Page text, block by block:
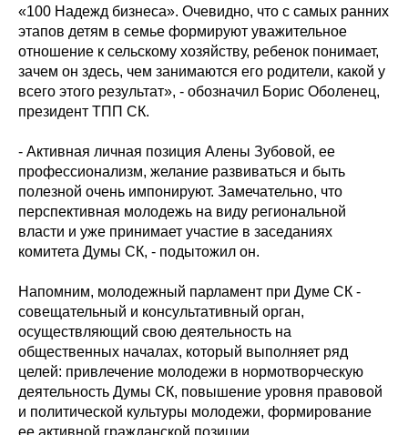
«100 Надежд бизнеса». Очевидно, что с самых ранних
этапов детям в семье формируют уважительное
отношение к сельскому хозяйству, ребенок понимает,
зачем он здесь, чем занимаются его родители, какой у
всего этого результат», - обозначил Борис Оболенец,
президент ТПП СК.
- Активная личная позиция Алены Зубовой, ее
профессионализм, желание развиваться и быть
полезной очень импонируют. Замечательно, что
перспективная молодежь на виду региональной
власти и уже принимает участие в заседаниях
комитета Думы СК, - подытожил он.
Напомним, молодежный парламент при Думе СК -
совещательный и консультативный орган,
осуществляющий свою деятельность на
общественных началах, который выполняет ряд
целей: привлечение молодежи в нормотворческую
деятельность Думы СК, повышение уровня правовой
и политической культуры молодежи, формирование
ее активной гражданской позиции.